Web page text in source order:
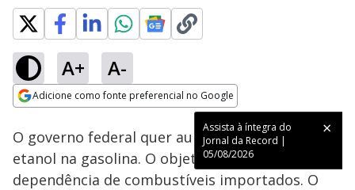
A+ A-
Adicione como fonte preferencial no Google
Assista à íntegra do
Jornal da Record |
05/08/2026
Ativar
84.91%
O governo federal quer aumentar a mistura de
etanol na gasolina. O objetivo é reduzir a
dependência de combustíveis importados. O